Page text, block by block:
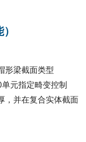
形梁截面类型
元指定畸变控制
，并在复合实体截面